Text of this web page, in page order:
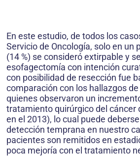
En este estudio, de todos los
Servicio de Oncología, solo en un
(14 %) se consideró extirpable y
esofagectomía con intención
con posibilidad de resección fue
comparación con los hallazgos de
quienes observaron un
tratamiento quirúrgico del cáncer
en el 2013), lo cual puede
detección temprana en nuestro
pacientes son remitidos en
poca mejoría con el tratamiento